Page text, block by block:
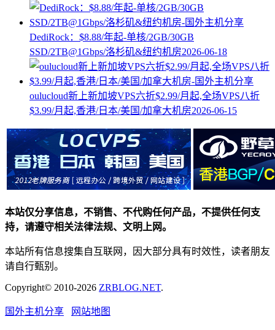
DediRock：$8.88/年起-单核/2GB/30GB
SSD/2TB@1Gbps/洛杉矶&纽约机房2026-06-18
oulucloud新上新加坡VPS六折$2.99/月起,全场VPS八折
$3.99/月起,香港/日本/美国/加拿大机房2026-06-15
本站仅分享信息，不销售、不代购任何产品，不提供任何支
持，请遵守相关法律法规、文明上网。
本站所有信息搜集自互联网，因大部分具有时效性，读者朋友
请自行甄别。
Copyright© 2010-2026 ZRBLOG.NET.
国外主机分享 网站地图